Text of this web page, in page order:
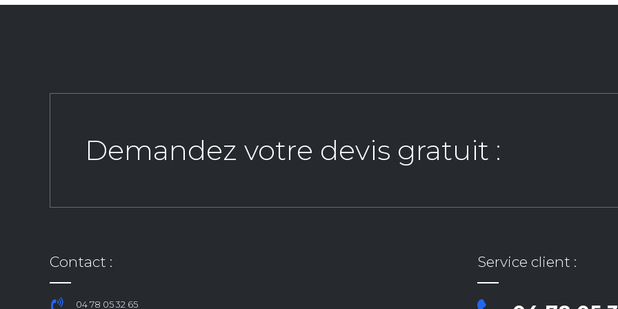
Demandez votre devis gratuit :
Contact :
04 78 05 32 65
Service client :